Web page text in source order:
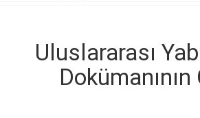
Uluslararası